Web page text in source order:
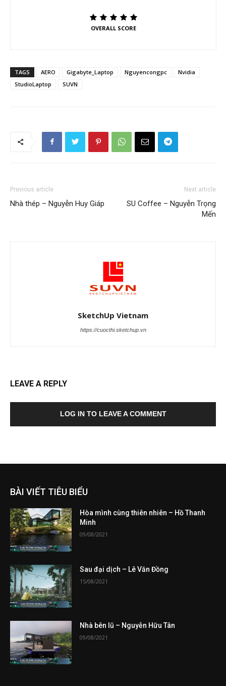
OVERALL SCORE
TAGS AERO Gigabyte_Laptop Nguyencongpc
Nvidia
StudioLaptop
SUVN
Previous article
Nhà thép – Nguyễn Huy Giáp
Next article
SU Coffee – Nguyễn Trọng
Mến
SketchUp Vietnam
https://cuocthi.sketchup.vn
LEAVE A REPLY
LOG IN TO LEAVE A COMMENT
BÀI VIẾT TIÊU BIỂU
Hòa mình cùng thiên nhiên – Hồ Thanh
Minh
09/08/2021
Sau đại dịch – Lê Văn Đồng
15/08/2021
Nhà bên lũ – Nguyễn Hữu Tân
09/08/2021